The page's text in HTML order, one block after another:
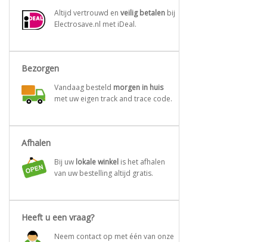
Altijd vertrouwd en veilig betalen bij
Electrosave.nl met iDeal.
Bezorgen
Vandaag besteld morgen in huis
met uw eigen track and trace code.
Afhalen
Bij uw lokale winkel is het afhalen
van uw bestelling altijd gratis.
Heeft u een vraag?
Neem contact op met één van onze